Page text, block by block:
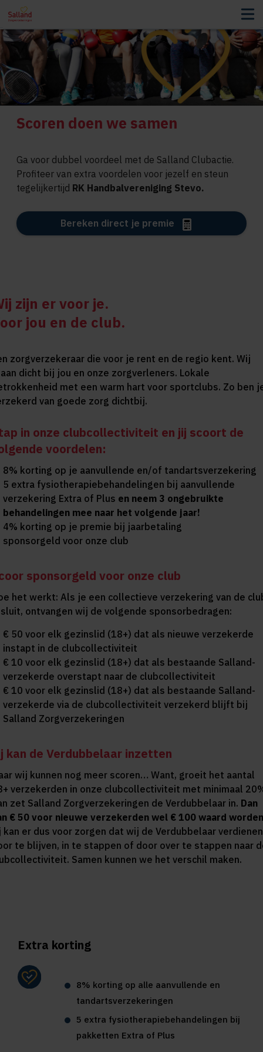
Scoren doen we samen
Ga voor dubbel voordeel met de Salland Clubactie.
Profiteer van extra voordelen voor jezelf en steun
tegelijkertijd RK Handbalvereniging Stevo.
Bereken direct je premie
zijn er voor je.
jou en de club.
zorgverzekeraar die voor je rent en de regio kent. Wij
dicht bij jou en onze zorgverleners. Lokale
met een warm hart voor sportclubs. Zo ben
van goede zorg dichtbij.
in onze clubcollectiviteit en jij scoort de
voordelen:
8% korting op je aanvullende en/of tandartsverzekering
5 extra fysiotherapiebehandelingen bij aanvullende
verzekering Extra of Plus en neem 3 ongebruikte
behandelingen mee naar het volgende jaar!
4% korting op je premie bij jaarbetaling
sponsorgeld voor onze club
sponsorgeld voor onze club
het werkt: Als je een collectieve verzekering van de
ontvangen wij de volgende sponsorbedragen:
€ 50 voor elk gezinslid (18+) dat als nieuwe verzekerde
instapt in de clubcollectiviteit
€ 10 voor elk gezinslid (18+) dat als bestaande Salland-
verzekerde overstapt naar de clubcollectiviteit
€ 10 voor elk gezinslid (18+) dat als bestaande Salland-
verzekerde via de clubcollectiviteit verzekerd blijft bij
Salland Zorgverzekeringen
kan de Verdubbelaar inzetten
wij kunnen nog meer scoren… Want, groeit het aantal
verzekerden in onze clubcollectiviteit met minimaal
zet Salland Zorgverzekeringen de Verdubbelaar in. Dan
€ 50 voor nieuwe verzekerden wel € 100 waard
kan er dus voor zorgen dat wij de Verdubbelaar
te blijven, in te stappen of door over te stappen naar
Samen kunnen we het verschil maken.
Extra korting
8% korting op alle aanvullende en
tandartsverzekeringen
5 extra fysiotherapiebehandelingen bij
pakketten Extra of Plus